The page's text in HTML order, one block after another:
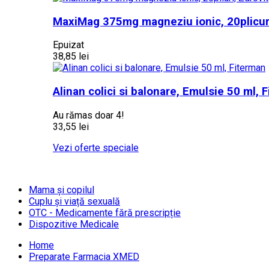
MaxiMag 375mg magneziu ionic,
Epuizat
38,85 lei
Alinan colici si balonare, Emulsie 50 ml,
Au rămas doar 4!
33,55 lei
Vezi oferte speciale
Mama și copilul
Cuplu și viață sexuală
OTC - Medicamente fără prescripție
Dispozitive Medicale
Home
Preparate Farmacia XMED